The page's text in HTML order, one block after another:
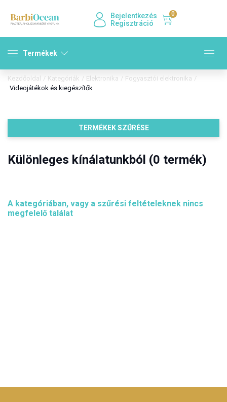
Bejelentkezés
Regisztráció
0
Termékek
Kezdőoldal / Kategóriák / Elektronika / Fogyasztói elektronika /
Videojátékok és kiegészítők
TERMÉKEK SZŰRÉSE
Különleges kínálatunkból (0 termék)
A kategóriában, vagy a szűrési feltételeknek nincs
megfelelő találat